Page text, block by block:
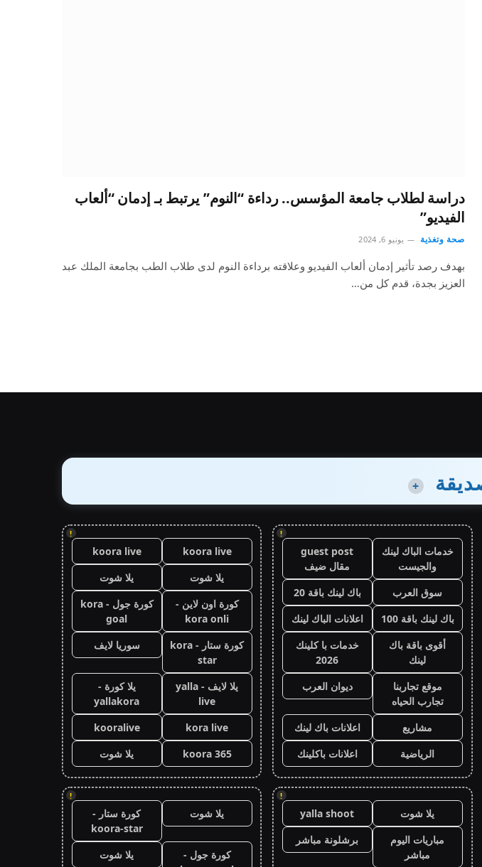
دراسة لطلاب جامعة المؤسس.. رداءة “النوم” يرتبط بـ إدمان “ألعاب
الفيديو”
صحة وتغذية يونيو 6, 2024
بهدف رصد تأثير إدمان ألعاب الفيديو وعلاقته برداءة النوم لدى طلاب الطب بجامعة الملك عبد
العزيز بجدة، قدم كل من…
+
!
خدمات الباك لينك
والجيست
guest post
مقال ضيف
سوق العرب
باك لينك باقة 20
باك لينك باقة 100
اعلانات الباك لينك
أقوى باقة باك
لينك
خدمات با كلينك
2026
موقع تجاربنا
تجارب الحياه
ديوان العرب
مشاريع
اعلانات باك لينك
الرياضية
اعلانات باكلينك
!
يلا شوت
yalla shoot
مباريات اليوم
مباشر
برشلونة مباشر
!
koora live
koora live
يلا شوت
يلا شوت
كورة اون لاين -
kora onli
كورة جول - kora
goal
كورة ستار - kora
star
سوريا لايف
يلا لايف - yalla
live
يلا كورة -
yallakora
kora live
kooralive
koora 365
يلا شوت
!
يلا شوت
كورة ستار -
koora-star
كورة جول -
يلا شوت